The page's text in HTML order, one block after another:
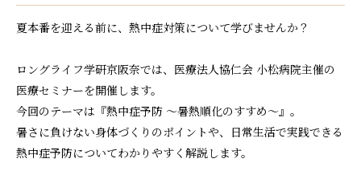
夏本番を迎える前に、熱中症対策について学びませんか？
ロングライフ学研京阪奈では、医療法人協仁会 小松病院主催の
医療セミナーを開催します。
今回のテーマは『熱中症予防 ～暑熱順化のすすめ～』。
暑さに負けない身体づくりのポイントや、日常生活で実践できる
熱中症予防についてわかりやすく解説します。